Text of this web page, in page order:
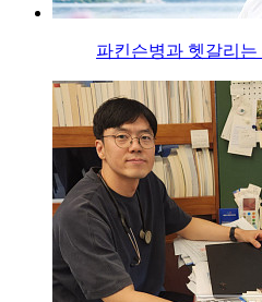
파킨슨병과 헷갈리